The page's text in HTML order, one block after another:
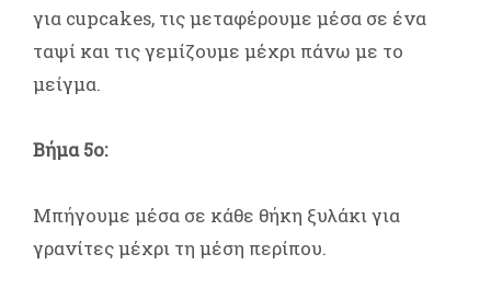
για cupcakes, τις μεταφέρουμε μέσα σε ένα
ταψί και τις γεμίζουμε μέχρι πάνω με το
μείγμα.
Βήμα 5ο:
Μπήγουμε μέσα σε κάθε θήκη ξυλάκι για
γρανίτες μέχρι τη μέση περίπου.